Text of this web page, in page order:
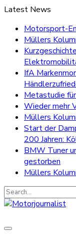
Latest News
Motorsport-
Müllers
IfA
Metastudie
Wieder mehr
Müllers
Start der
200 Jahren:
BMW Tuner
gestorben
Müllers
Search
for: